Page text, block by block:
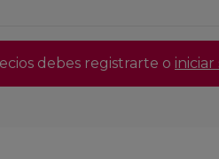
debes registrarte o iniciar